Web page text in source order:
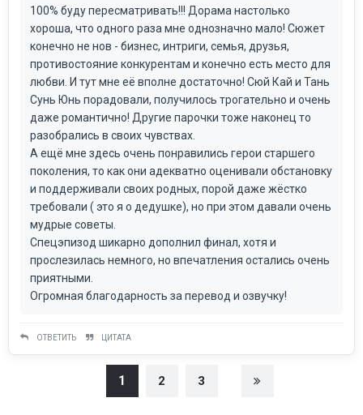
100% буду пересматривать!!! Дорама настолько
хороша, что одного раза мне однозначно мало! Сюжет
конечно не нов - бизнес, интриги, семья, друзья,
противостояние конкурентам и конечно есть место для
любви. И тут мне её вполне достаточно! Сюй Кай и Тань
Сунь Юнь порадовали, получилось трогательно и очень
даже романтично! Другие парочки тоже наконец то
разобрались в своих чувствах.
А ещё мне здесь очень понравились герои старшего
поколения, то как они адекватно оценивали обстановку
и поддерживали своих родных, порой даже жёстко
требовали ( это я о дедушке), но при этом давали очень
мудрые советы.
Спецэпизод шикарно дополнил финал, хотя и
прослезилась немного, но впечатления остались очень
приятными.
Огромная благодарность за перевод и озвучку!
ОТВЕТИТЬ ЦИТАТА
1 2 3